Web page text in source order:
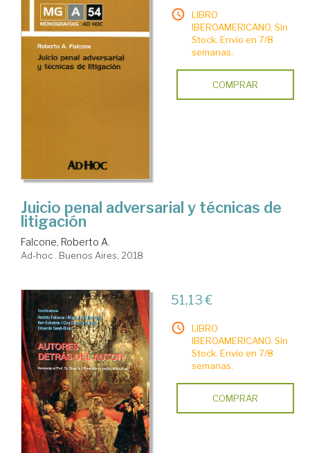
LIBRO
IBEROAMERICANO. Sin
Stock. Envío en 7/8
semanas.
COMPRAR
Juicio penal adversarial y técnicas de
litigación
Falcone, Roberto A.
Ad-hoc . Buenos Aires, 2018
51,13 €
LIBRO
IBEROAMERICANO. Sin
Stock. Envío en 7/8
semanas.
COMPRAR